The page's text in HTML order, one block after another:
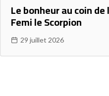
Le bonheur au coin
Femi le Scorpion
29 juillet 2026